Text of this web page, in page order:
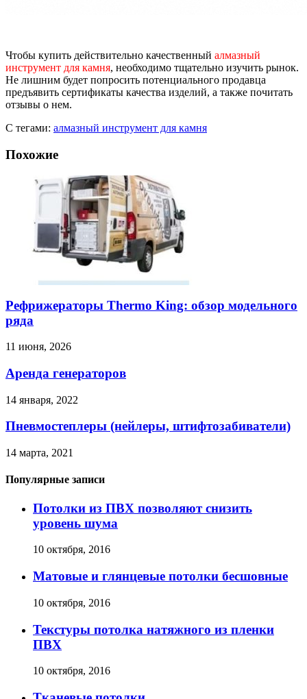
Чтобы купить действительно качественный алмазный
инструмент для камня, необходимо тщательно изучить рынок.
Не лишним будет попросить потенциального продавца
предъявить сертификаты качества изделий, а также почитать
отзывы о нем.
С тегами: алмазный инструмент для камня
Похожие
Рефрижераторы Thermo King: обзор модельного
ряда
11 июня, 2026
Аренда генераторов
14 января, 2022
Пневмостеплеры (нейлеры, штифтозабиватели)
14 марта, 2021
Популярные записи
Потолки из ПВХ позволяют снизить
уровень шума
10 октября, 2016
Матовые и глянцевые потолки бесшовные
10 октября, 2016
Текстуры потолка натяжного из пленки
ПВХ
10 октября, 2016